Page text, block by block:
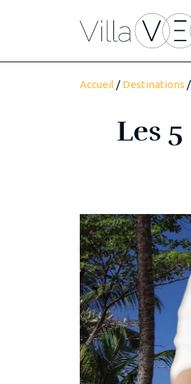
Accueil / Destinations /
Les